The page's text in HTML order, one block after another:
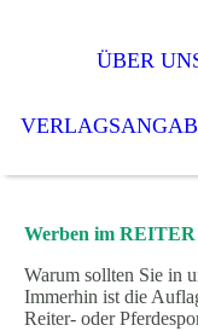
ÜBER
Werben im
Warum sollten Sie in
Immerhin ist die
Reiter- oder